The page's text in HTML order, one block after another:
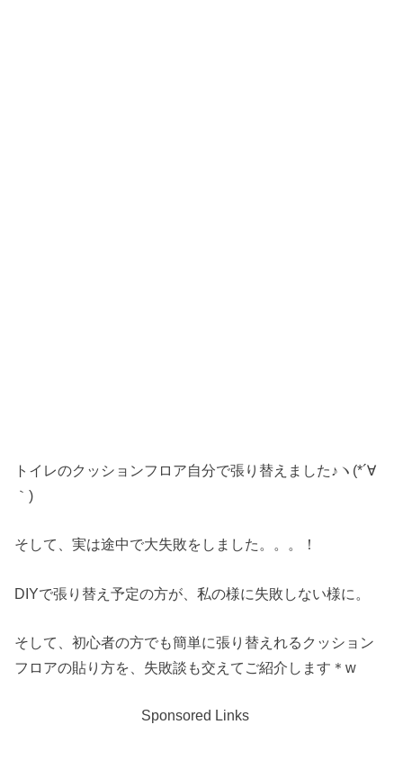
トイレのクッションフロア自分で張り替えました♪ヽ(*´∀
｀)
そして、実は途中で大失敗をしました。。。！
DIYで張り替え予定の方が、私の様に失敗しない様に。
そして、初心者の方でも簡単に張り替えれるクッション
フロアの貼り方を、失敗談も交えてご紹介します＊w
Sponsored Links